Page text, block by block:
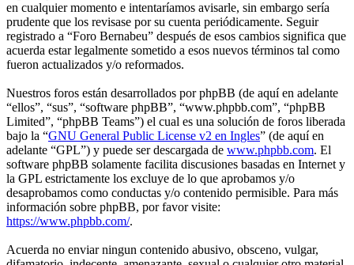
en cualquier momento e intentaríamos avisarle, sin embargo sería
prudente que los revisase por su cuenta periódicamente. Seguir
registrado a “Foro Bernabeu” después de esos cambios significa que
acuerda estar legalmente sometido a esos nuevos términos tal como
fueron actualizados y/o reformados.
Nuestros foros están desarrollados por phpBB (de aquí en adelante
“ellos”, “sus”, “software phpBB”, “www.phpbb.com”, “phpBB
Limited”, “phpBB Teams”) el cual es una solución de foros liberada
bajo la “GNU General Public License v2 en Ingles” (de aquí en
adelante “GPL”) y puede ser descargada de www.phpbb.com. El
software phpBB solamente facilita discusiones basadas en Internet y
la GPL estrictamente los excluye de lo que aprobamos y/o
desaprobamos como conductas y/o contenido permisible. Para más
información sobre phpBB, por favor visite:
https://www.phpbb.com/.
Acuerda no enviar ningun contenido abusivo, obsceno, vulgar,